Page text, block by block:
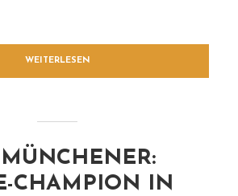
WEITERLESEN
CHAMPION IN